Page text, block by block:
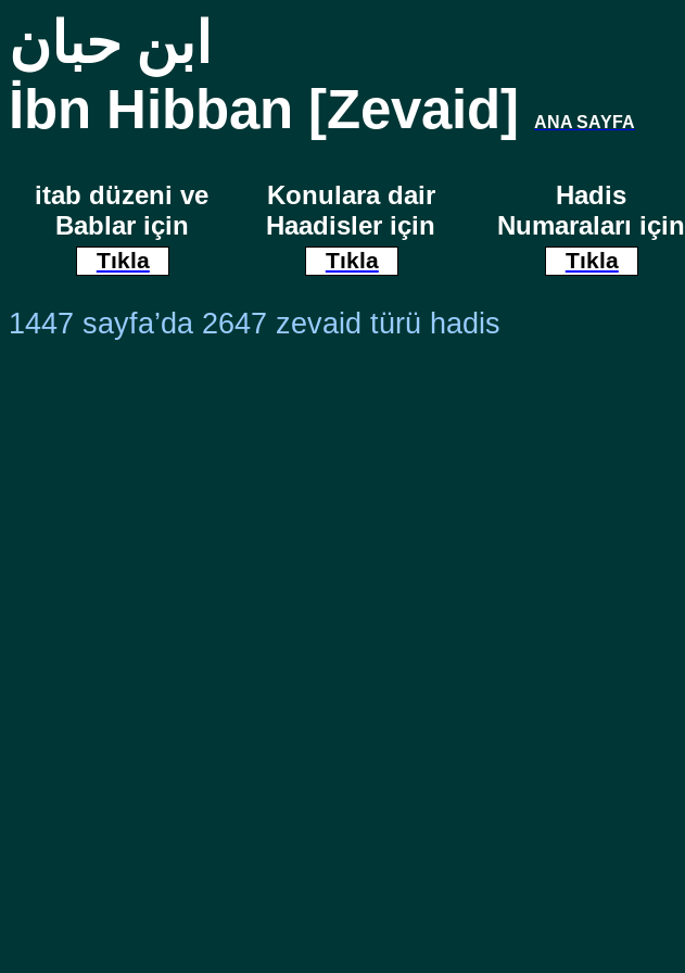
ابن حبان
İbn Hibban [Zevaid] ANA SAYFA
itab düzeni ve
Bablar için
Tıkla
Konulara dair
Haadisler için
Tıkla
Hadis
Numaraları için
Tıkla
1447 sayfa’da 2647 zevaid türü hadis